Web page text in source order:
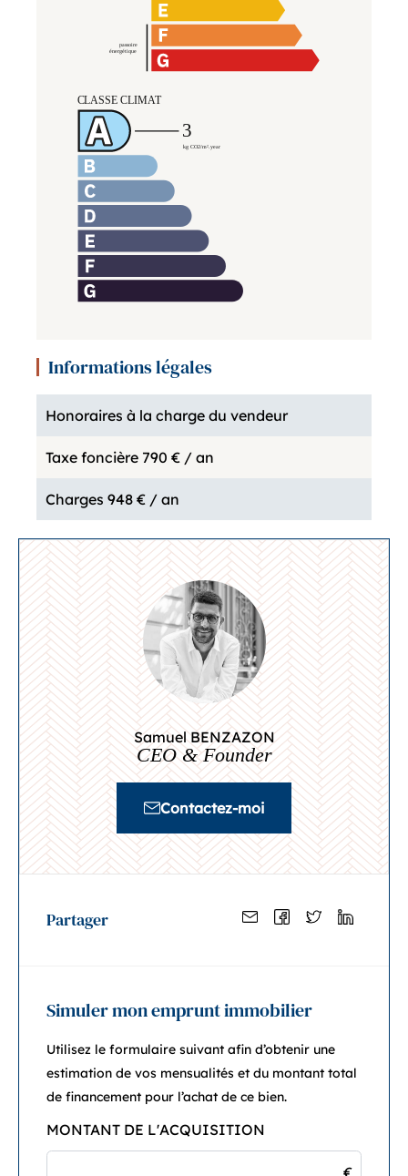
Informations légales
Honoraires à la charge du vendeur
Taxe foncière 790 € / an
Charges 948 € / an
Samuel BENZAZON
CEO & Founder
Contactez-moi
Partager
Simuler mon emprunt immobilier
Utilisez le formulaire suivant afin d’obtenir une
estimation de vos mensualités et du montant total
de financement pour l’achat de ce bien.
MONTANT DE L'ACQUISITION
€